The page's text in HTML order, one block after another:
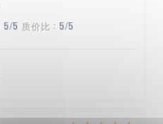
5/5 质价比 : 5/5